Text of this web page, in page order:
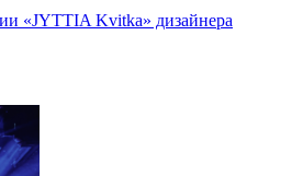
«JYTTIA Kvitka» дизайнера